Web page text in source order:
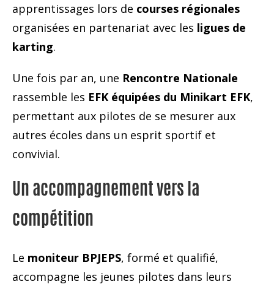
apprentissages lors de courses régionales
organisées en partenariat avec les ligues de
karting.
Une fois par an, une Rencontre Nationale
rassemble les EFK équipées du Minikart EFK,
permettant aux pilotes de se mesurer aux
autres écoles dans un esprit sportif et
convivial.
Un accompagnement vers la
compétition
Le moniteur BPJEPS, formé et qualifié,
accompagne les jeunes pilotes dans leurs